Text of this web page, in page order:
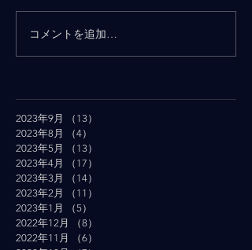
コメントを追加…
2023年9月 （13）
2023年8月
（4）
2023年5月
（13）
2023年4月
（17）
2023年3月
（14）
2023年2月
（11）
2023年1月
（5）
2022年12月
（8）
2022年11月
（6）